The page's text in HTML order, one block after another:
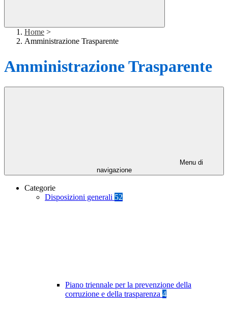
Home >
Amministrazione Trasparente
Amministrazione Trasparente
Menu di
navigazione
Categorie
Disposizioni generali 52
Piano triennale per la prevenzione della
corruzione e della trasparenza 4